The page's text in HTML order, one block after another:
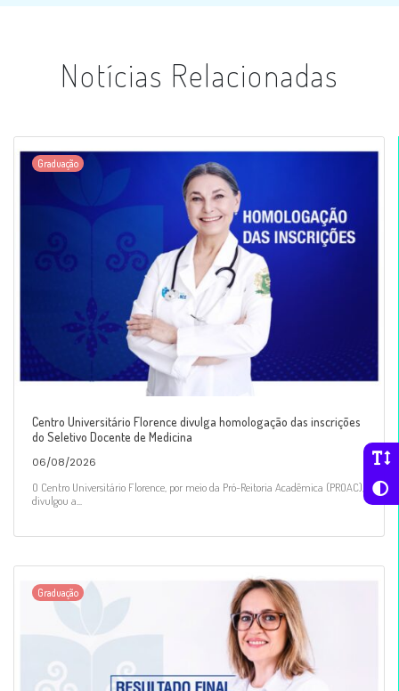
Notícias Relacionadas
Graduação
Centro Universitário Florence divulga homologação das inscrições
do Seletivo Docente de Medicina
06/08/2026
O Centro Universitário Florence, por meio da Pró-Reitoria Acadêmica (PROAC),
divulgou a...
Graduação